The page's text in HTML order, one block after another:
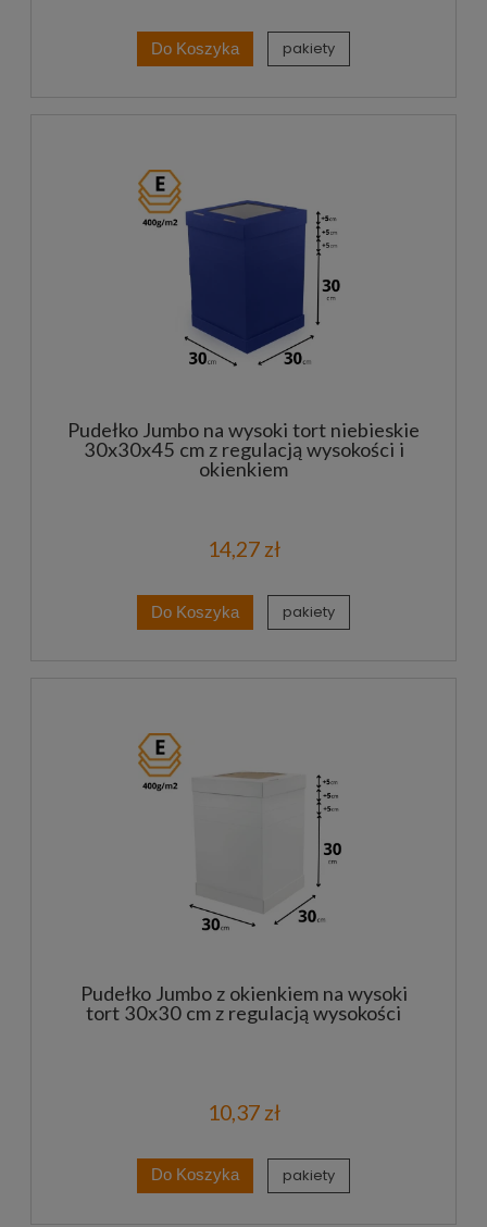
Do Koszyka pakiety
Pudełko Jumbo na wysoki tort niebieskie
30x30x45 cm z regulacją wysokości i
okienkiem
14,27 zł
Do Koszyka pakiety
Pudełko Jumbo z okienkiem na wysoki
tort 30x30 cm z regulacją wysokości
10,37 zł
Do Koszyka pakiety